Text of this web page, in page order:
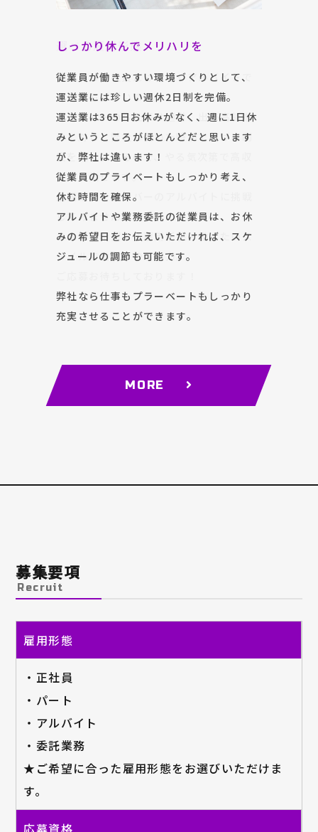
それぞれに合った働き方を
弊社は基本的に歩合制ではないので、体
力的につらくなってしまうなんてことは
ありません。
心身、仕事量から見ても安定して働ける
ので、無理なくお仕事を続けられます。
ですが、「稼ぎたい！」「歩合制が良
い！」といった方には専用のお仕事をご
用意。
通常は受け付けていない個人宅の配送業
選べる雇用形態
弊社には正社員だけでなくアルバイトで
の雇用もございます。
ドライバーのお仕事は通常、出来高制な
のに対し、弊社は働いた時間で稼げる制
度を設けているので、やる気次第で高収
入も目指せます。
全国初のドライバーのアルバイトに挑戦
してみませんか？
あなたの希望する雇用形態・働きたいス
タイルで働けるのも魅力。
しっかり休んでメリハリを
従業員が働きやすい環境づくりとして、
運送業には珍しい週休2日制を完備。
運送業は365日お休みがなく、週に1日休
みというところがほとんどだと思います
が、弊社は違います！
従業員のプライベートもしっかり考え、
休む時間を確保。
アルバイトや業務委託の従業員は、お休
みの希望日をお伝えいただければ、スケ
ジュールの調節も可能です。
弊社なら仕事もプラーベートもしっかり
充実させることができます。
それぞれに合った働き方を
弊社は基本的に歩合制ではないので、体
力的につらくなってしまうなんてことは
ありません。
心身、仕事量から見ても安定して働ける
ので、無理なくお仕事を続けられます。
ですが、「稼ぎたい！」「歩合制が良
い！」といった方には専用のお仕事をご
用意。
通常は受け付けていない個人宅の配送業
選べる雇用形態
弊社には正社員だけでなくアルバイトで
の雇用もございます。
ドライバーのお仕事は通常、出来高制な
のに対し、弊社は働いた時間で稼げる制
度を設けているので、やる気次第で高収
入も目指せます。
全国初のドライバーのアルバイトに挑戦
してみませんか？
あなたの希望する雇用形態・働きたいス
タイルで働けるのも魅力。
MORE
募集要項
Recruit
雇用形態
・正社員
・パート
・アルバイト
・委託業務
★ご希望に合った雇用形態をお選びいただけま
す。
応募資格